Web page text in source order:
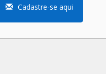
Cadastre-se aqui